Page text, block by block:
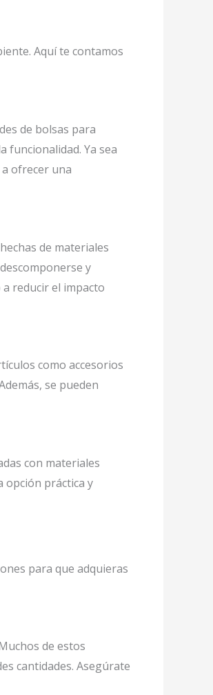
Aquí te contamos
de bolsas para
funcionalidad. Ya sea
ofrecer una
de materiales
y
reducir el impacto
como accesorios
se pueden
con materiales
opción práctica y
para que adquieras
de estos
cantidades. Asegúrate